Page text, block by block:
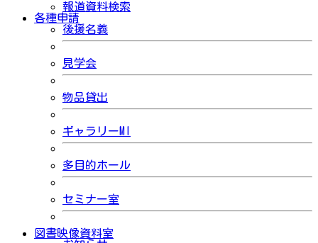
報道資料検索
各種申請
後援名義
見学会
物品貸出
ギャラリーMI
多目的ホール
セミナー室
図書映像資料室